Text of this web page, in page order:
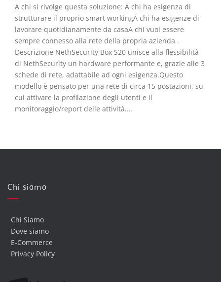
A chi si rivolge questa soluzione: A chi ha esigenza di
strutturare il proprio smart workingA chi ha esigenze di
lavorare quotidianamente da casaA chi vuol essere
sempre connesso alla rete della propria azienda .
Descrizione NethSecurity Box S20 unisce alla flessibilità
di NethSecurity un hardware performante e, grazie alle 3
schede di rete, adattabile ad ogni esigenza.Questo
modello è pensato per una rete di circa 15 postazioni, su
cui attivare la profilazione degli utenti e il
monitoraggio/report delle attività.…
Chi siamo
Chi Siamo
Dove siamo
E-Commerce
Privacy Policy